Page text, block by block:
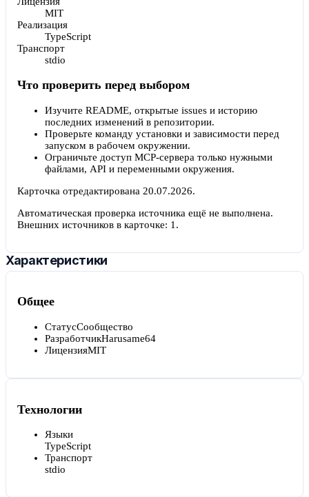
MIT
Реализация
TypeScript
Транспорт
stdio
Что проверить перед выбором
Изучите README, открытые issues и историю
последних изменений в репозитории.
Проверьте команду установки и зависимости перед
запуском в рабочем окружении.
Ограничьте доступ MCP-сервера только нужными
файлами, API и переменными окружения.
Карточка отредактирована 20.07.2026.
Автоматическая проверка источника ещё не выполнена.
Внешних источников в карточке: 1 .
Характеристики
Общее
СтатусСообщество
РазработчикHarusame64
ЛицензияMIT
Технологии
Языки
TypeScript
Транспорт
stdio